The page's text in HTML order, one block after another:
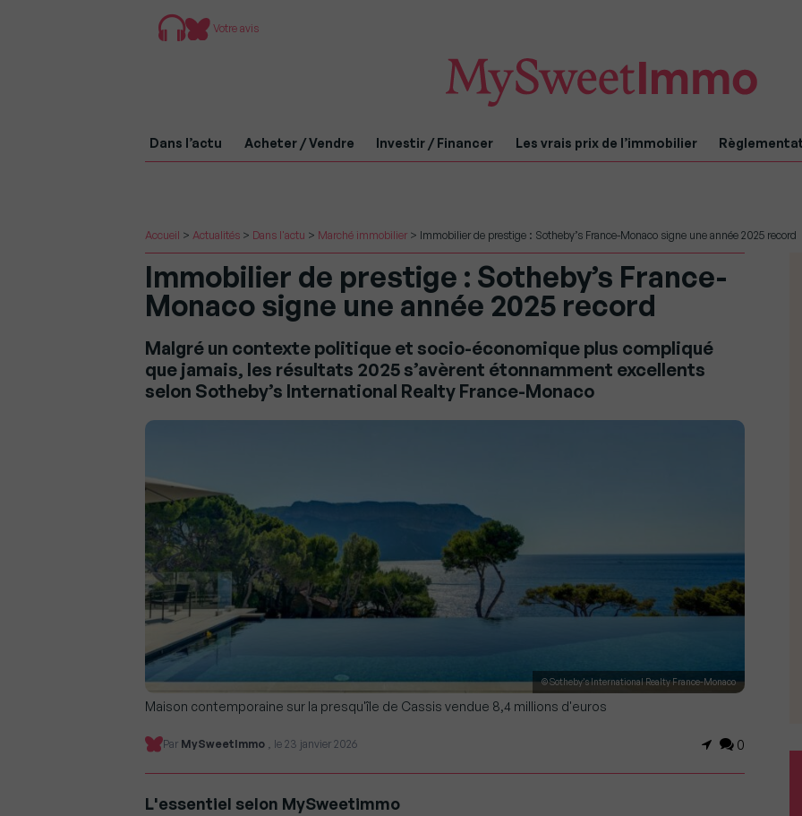
Votre avis
Dans l’actu Acheter / Vendre Investir / Financer Les vrais prix de l’immobilier
Accueil > Actualités > Dans l'actu > Marché immobilier > Immobilier de prestige : Sotheby’s France-Monaco signe une année 2025 record
Immobilier de prestige : Sotheby’s France-
Monaco signe une année 2025 record
Malgré un contexte politique et socio-économique plus compliqué
que jamais, les résultats 2025 s’avèrent étonnamment excellents
selon Sotheby’s International Realty France-Monaco
© Sotheby’s International Realty France-Monaco
Maison contemporaine sur la presqu'île de Cassis vendue 8,4 millions d'euros
Par MySweetImmo , le 23 janvier 2026 0
L'essentiel selon MySweetimmo